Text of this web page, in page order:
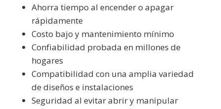
Ahorra tiempo al encender o apagar
rápidamente
Costo bajo y mantenimiento mínimo
Confiabilidad probada en millones de
hogares
Compatibilidad con una amplia variedad
de diseños e instalaciones
Seguridad al evitar abrir y manipular